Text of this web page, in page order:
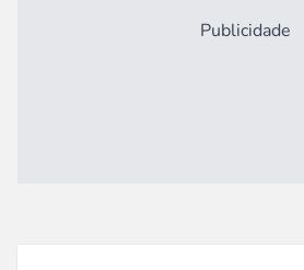
Publicidade